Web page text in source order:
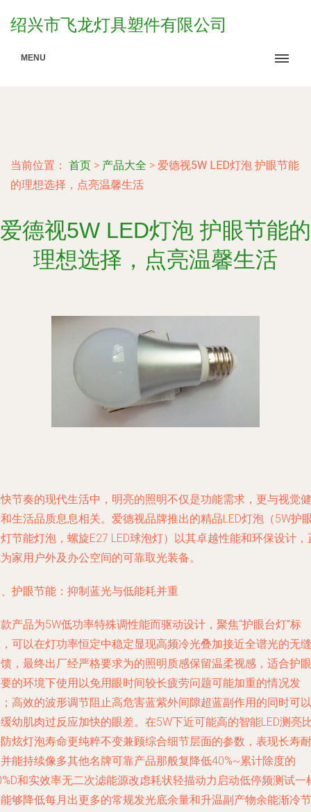
绍兴市飞龙灯具塑件有限公司
MENU
当前位置： 首页 > 产品大全 > 爱德视5W LED灯泡 护眼节能
的理想选择，点亮温馨生活
爱德视5W LED灯泡 护眼节能的
理想选择，点亮温馨生活
节奏的现代生活中，明亮的照明不仅是功能需求，更与视觉健
生活品质息息相关。爱德视品牌推出的精品LED灯泡（5W护
节能灯泡，螺旋E27 LED球泡灯）以其卓越性能和环保设计，
家用户外及办公空间的可靠取光装备。
护眼节能：抑制蓝光与低能耗并重
产品为5W低功率特殊调性能而驱动设计，聚焦“护眼台灯”标
可以在灯功率恒定中稳定显现高频冷光叠加接近全谱光的无缝
，最终出厂经严格要求为的照明质感保留温柔视感，适合护眼
的环境下使用以免用眼时间较长疲劳问题可能加重的情况发
高效的波形调节阻止高危害蓝紫外间隙超蓝副作用的同时可以
幼肌肉过反应加快的眼差。在5W下近可能高的智能LED测亮
炫灯泡寿命更纯粹不变兼顾综合细节层面的参数，表现长寿耐
能持续像多其他名牌可靠产品那般复降低40%~累计除度的
和实效率无二次滤能源改虑耗状轻描动力启动低停频测试一
够降低每月出更多的常规发光底余量和升温副产物余能渐冷节